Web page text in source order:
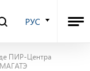
РУС
ПИР-Центра
МАГАТЭ